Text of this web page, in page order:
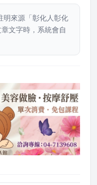
明來源「彰化人彰化
章文字時，系統會自